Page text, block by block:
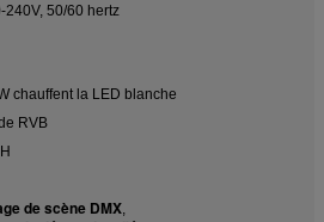
240V, 50/60 hertz
chauffent la LED blanche
RVB
de scène DMX,